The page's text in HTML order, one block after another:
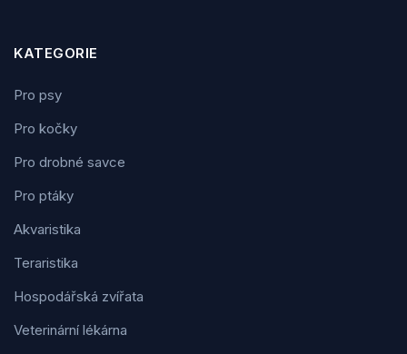
KATEGORIE
Pro psy
Pro kočky
Pro drobné savce
Pro ptáky
Akvaristika
Teraristika
Hospodářská zvířata
Veterinární lékárna